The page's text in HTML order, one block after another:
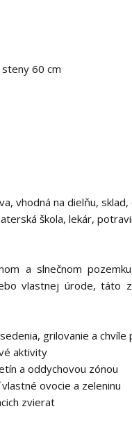
60 cm
vhodná na dielňu,
škola, lekár,
a slnečnom
vlastnej úrode, táto
grilovanie a
aktivity
a oddychovou zónou
ovocie a zeleninu
zvierat